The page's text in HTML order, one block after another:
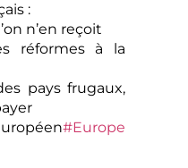
:
n’en reçoit
réformes à la
pays frugaux,
#Europe